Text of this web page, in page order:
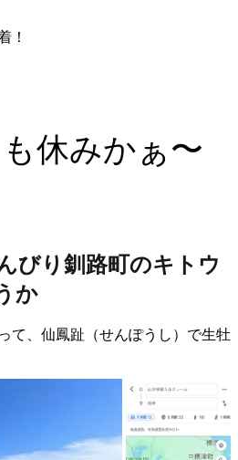
！
休みかぁ〜
びり釧路町のキトウ
か
て、仙鳳趾（せんぽうし）で生牡